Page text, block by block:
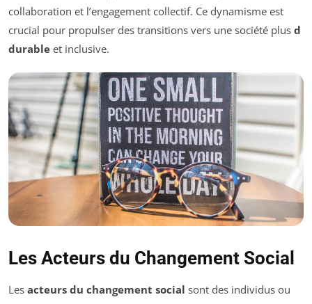
collaboration et l’engagement collectif. Ce dynamisme est
crucial pour propulser des transitions vers une société plus d
durable et inclusive.
Les Acteurs du Changement Social
Les acteurs du changement social sont des individus ou